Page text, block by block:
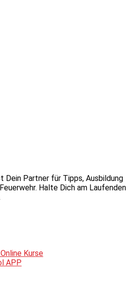
Dein Partner für Tipps, Ausbildung
Halte Dich am Laufenden
Kurse
APP